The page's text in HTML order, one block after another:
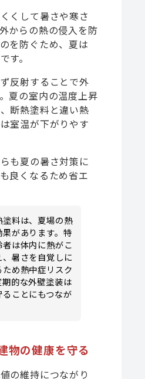
くして暑さや寒さ
からの熱の侵入を防
を防ぐため、夏は
す。
反射することで外
夏の室内の温度上昇
断熱塗料と違い熱
室温が下がりやす
も夏の暑さ対策に
良くなるため省エ
料は、夏場の熱
があります。特
は体内に熱がこ
暑さを自覚しに
め熱中症リスク
的な外壁塗装は
ことにもつなが
物の健康を守る
の維持につながり